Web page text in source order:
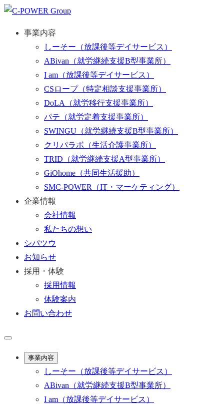
事業内容
しーそー （放課後等デイサービス）
ABivan （就労継続支援B型事業所）
I am （放課後等デイサービス）
CSロープ（特定相談支援事業所）
DoLA
（就労移行支援事業所）
パテ （就労定着支援事業所）
SWINGU （就労継続支援B型事業所）
クリパラボ （生活介護事業所）
TRID （就労継続支援A型事業所）
GiOhome （共同生活援助）
SMC-POWER
（IT・マーケティング）
企業情報
会社情報
私たちの想い
シパツウ
お知らせ
採用・体験
採用情報
体験案内
お問い合わせ
事業内容
しーそー （放課後等デイサービス）
ABivan （就労継続支援B型事業所）
I am （放課後等デイサービス）